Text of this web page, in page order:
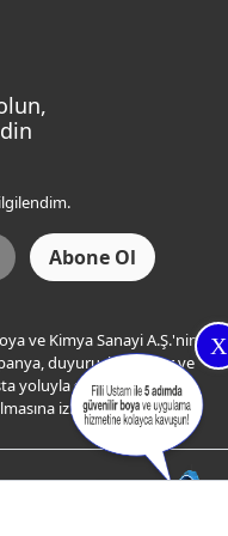
X
ve Kimya Sanayi A.Ş.'nin
duyuru, hizmetler ve
yoluyla şahsıma
izin veriyorum.